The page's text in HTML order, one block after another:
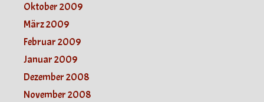
Oktober 2009
März 2009
Februar 2009
Januar 2009
Dezember 2008
November 2008